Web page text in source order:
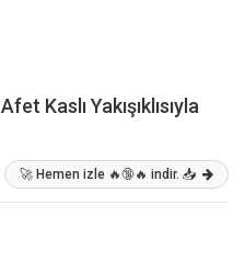
Kaslı Yakışıklısıyla
🚀 Hemen izle 🔥🔞🔥 indir. 📥